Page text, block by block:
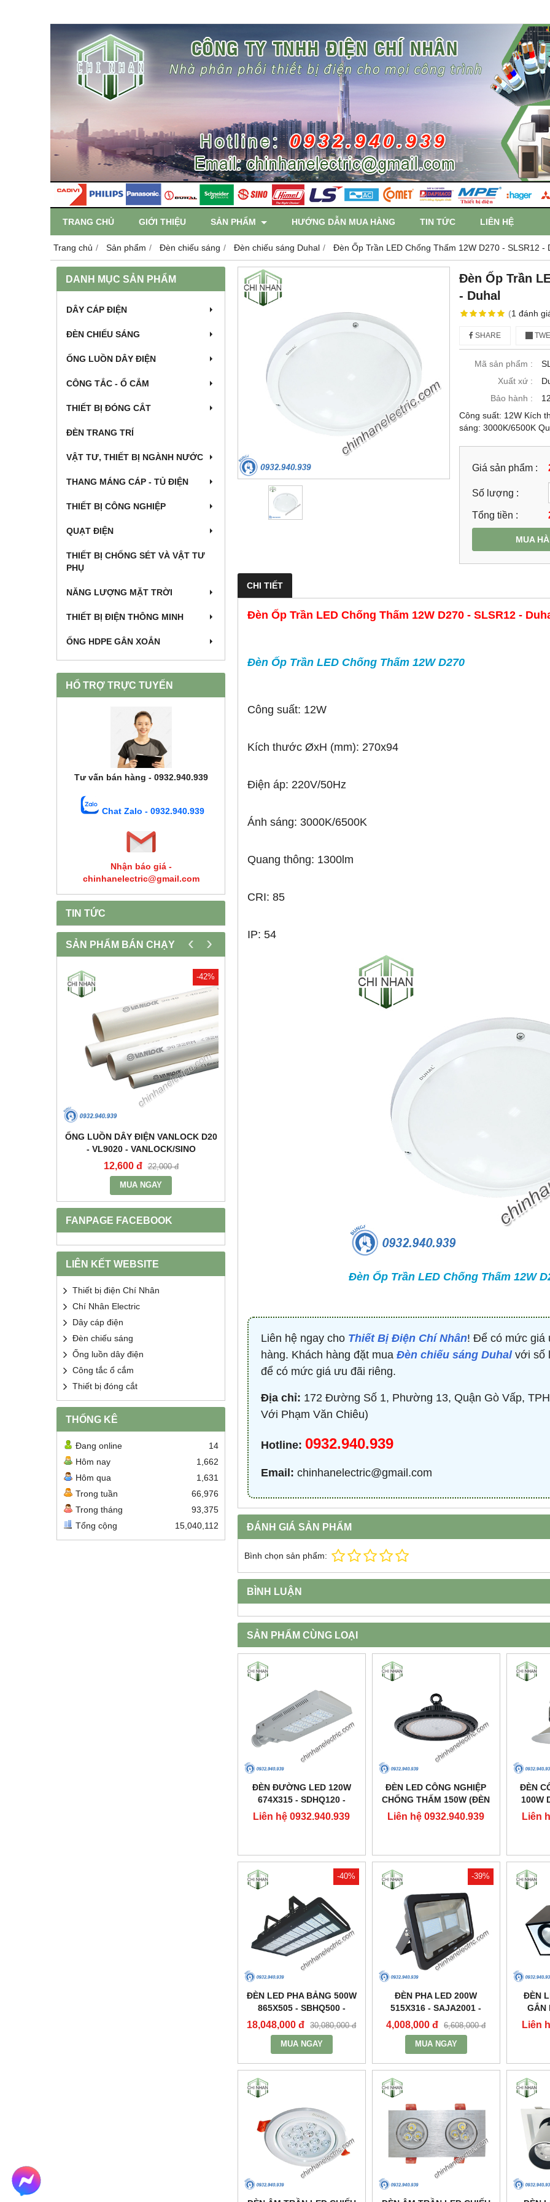
TRANG CHỦ GIỚI THIỆU SẢN PHẨM HƯỚNG DẪN MUA HÀNG TIN TỨC LIÊN HỆ
Trang chủ Sản phẩm Đèn chiếu sáng Đèn chiếu sáng Duhal Đèn Ốp Trần LED Chống Thấm 12W D270 - SLSR12 -
DANH MỤC SẢN PHẨM
DÂY CÁP ĐIỆN
ĐÈN CHIẾU SÁNG
ỐNG LUỒN DÂY ĐIỆN
CÔNG TẮC - Ổ CẮM
THIẾT BỊ ĐÓNG CẮT
ĐÈN TRANG TRÍ
VẬT TƯ, THIẾT BỊ NGÀNH NƯỚC
THANG MÁNG CÁP - TỦ ĐIỆN
THIẾT BỊ CÔNG NGHIỆP
QUẠT ĐIỆN
THIẾT BỊ CHỐNG SÉT VÀ VẬT TƯ
PHỤ
NĂNG LƯỢNG MẶT TRỜI
THIẾT BỊ ĐIỆN THÔNG MINH
ỐNG HDPE GÂN XOẮN
HỔ TRỢ TRỰC TUYẾN
Tư vấn bán hàng - 0932.940.939
Chat Zalo - 0932.940.939
Nhận báo giá -
chinhanelectric@gmail.com
TIN TỨC
SẢN PHẨM BÁN CHẠY
-42%
ỐNG LUỒN DÂY ĐIỆN VANLOCK D20
- VL9020 - VANLOCK/SINO
12,600 đ 22,000 đ
MUA NGAY
-53%
BỘ ĐIỀU KHIỂN TỤ BÙ 380V 4 CẤP -
876,645 đ
‹ ›
FANPAGE FACEBOOK
LIÊN KẾT WEBSITE
Thiết bị điện Chí Nhân
Chí Nhân Electric
Dây cáp điện
Đèn chiếu sáng
Ống luồn dây điện
Công tắc ổ cắm
Thiết bị đóng cắt
THỐNG KÊ
Đang online
14
Hôm nay
1,662
Hôm qua
1,631
Trong tuần
66,976
Trong tháng
93,375
Tổng cộng
15,040,112
Đèn Ốp Trần
- Duhal
(1 đánh
SHARE
Mã sản phẩm :
Xuất xứ :
Bảo hành :
Công suất: 12W Kích
sáng: 3000K/6500K
Giá sản phẩm :
Số lượng :
Tổng tiền :
MUA
CHI TIẾT
Đèn Ốp Trần LED Chống Thấm 12W D270 - SLSR12 -
Đèn Ốp Trần LED Chống Thấm 12W D270
Công suất: 12W
Kích thước ØxH (mm): 270x94
Điện áp: 220V/50Hz
Ánh sáng: 3000K/6500K
Quang thông: 1300lm
CRI: 85
IP: 54
Đèn Ốp Trần LED Chống Thấm 12W
Liên hệ ngay cho Thiết Bị Điện Chí Nhân! Để có mức giá
hàng. Khách hàng đặt mua Đèn chiếu sáng Duhalvới số
để có mức giá ưu đãi riêng.
Địa chỉ: 172 Đường Số 1, Phường 13, Quận Gò Vấp,
Với Phạm Văn Chiêu)
Hotline: 0932.940.939
Email: chinhanelectric@gmail.com
ĐÁNH GIÁ SẢN PHẨM
Bình chọn sản phẩm:
BÌNH LUẬN
SẢN PHẨM CÙNG LOẠI
ĐÈN ĐƯỜNG LED 120W
674X315 - SDHQ120 -
DUHAL
Liên hệ 0932.940.939
ĐÈN LED CÔNG NGHIỆP
CHỐNG THẤM 150W (ĐÈN
HIGHBAY NHÀ XƯỞNG) -
DDB150 - DUHAL
Liên hệ 0932.940.939
ĐÈN
100W
Liên
-40%
ĐÈN LED PHA BẢNG 500W
865X505 - SBHQ500 -
DUHAL
18,048,000 đ 30,080,000 đ
MUA NGAY
-39%
ĐÈN PHA LED 200W
515X316 - SAJA2001 -
DUHAL
4,008,000 đ 6,608,000 đ
MUA NGAY
ĐÈN
GẮN
2X30W
Liên